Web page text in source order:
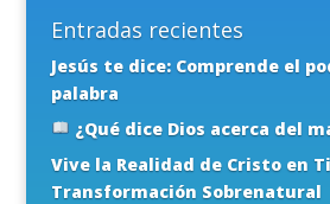
Entradas recientes
Jesús te dice: Comprende el
palabra
¿Qué dice Dios acerca del
Vive la Realidad de Cristo en
Transformación Sobrenatural